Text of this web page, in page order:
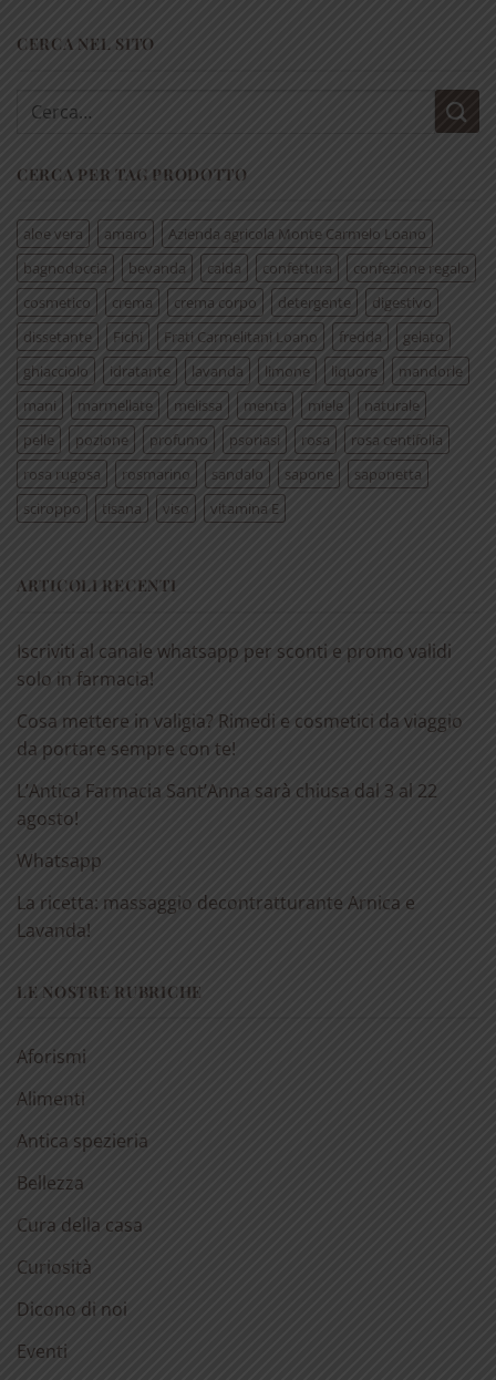
CERCA NEL SITO
Cerca:
CERCA PER TAG PRODOTTO
aloe vera amaro
Azienda agricola Monte Carmelo Loano
bagnodoccia
bevanda calda confettura
confezione regalo
cosmetico
crema crema corpo detergente
digestivo
dissetante
Fichi Frati Carmelitani Loano fredda
gelato
ghiacciolo
idratante lavanda limone liquore
mandorle
mani
marmellate melissa menta miele
naturale
pelle
pozione profumo psoriasi rosa
rosa centifolia
rosa rugosa
rosmarino sandalo sapone
saponetta
sciroppo
tisana viso vitamina E
ARTICOLI RECENTI
Iscriviti al canale whatsapp per sconti e promo validi
solo in farmacia!
Cosa mettere in valigia? Rimedi e cosmetici da viaggio
da portare sempre con te!
L’Antica Farmacia Sant’Anna sarà chiusa dal 3 al 22
agosto!
Whatsapp
La ricetta: massaggio decontratturante Arnica e
Lavanda!
LE NOSTRE RUBRICHE
Aforismi
Alimenti
Antica spezieria
Bellezza
Cura della casa
Curiosità
Dicono di noi
Eventi